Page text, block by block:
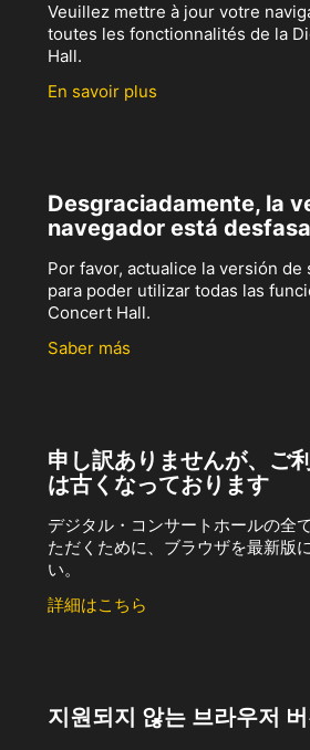
Veuillez mettre à jour votre
toutes les fonctionnalités de la
Hall.
En savoir plus
Desgraciadamente, la
navegador está
Por favor, actualice la versión de
para poder utilizar todas las
Concert Hall.
Saber más
申し訳ありませんが、ご
は古くなっております
デジタル・コンサートホールの全
ただくために、ブラウザを最新版
い。
詳細はこちら
지원되지 않는 브라우저